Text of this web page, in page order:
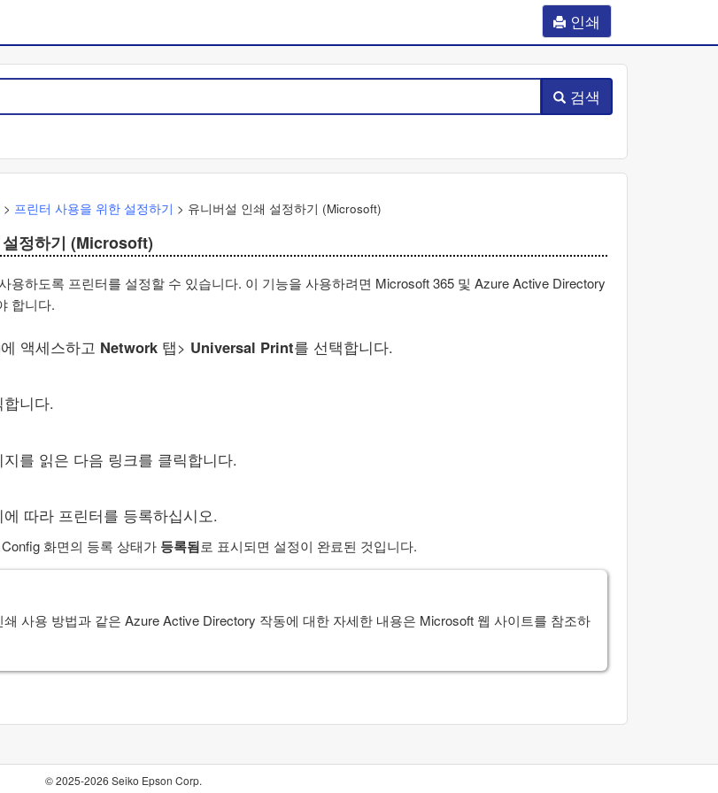
인쇄
검색
> 프린터 사용을 위한 설정하기 > 유니버설 인쇄 설정하기 (Microsoft)
설정하기 (Microsoft)
용하도록 프린터를 설정할 수 있습니다. 이 기능을 사용하려면 Microsoft 365 및 Azure Active Directory
합니다.
액세스하고 Network 탭> Universal Print를 선택합니다.
니다.
지를 읽은 다음 링크를 클릭합니다.
따라 프린터를 등록하십시오.
화면의 등록 상태가 등록됨로 표시되면 설정이 완료된 것입니다.
사용 방법과 같은 Azure Active Directory 작동에 대한 자세한 내용은 Microsoft웹 사이트를 참조하
© 2025-2026 Seiko Epson Corp.